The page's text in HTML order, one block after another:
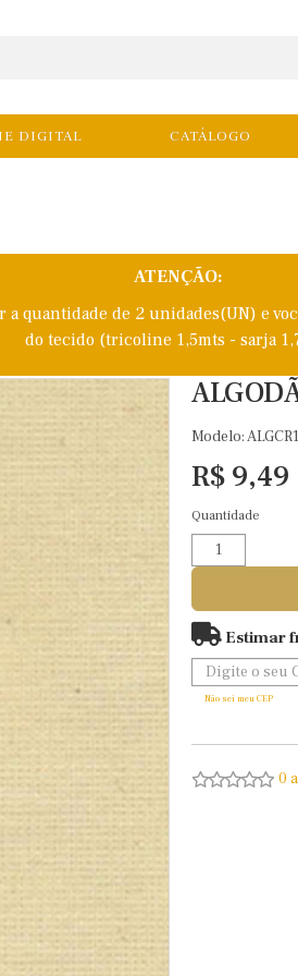
DIGITAL CATÁLOGO
ATENÇÃO:
a quantidade de 2 unidades(UN) e
do tecido (tricoline 1,5mts - sarja
Modelo:
R$ 9,49
Quantidade
Estimar
Não sei meu CEP
0